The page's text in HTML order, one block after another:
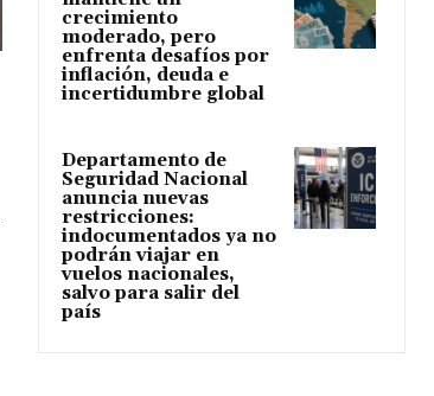
crecimiento
moderado, pero
enfrenta desafíos por
inflación, deuda e
incertidumbre global
Departamento de
Seguridad Nacional
anuncia nuevas
restricciones:
indocumentados ya no
podrán viajar en
vuelos nacionales,
salvo para salir del
país